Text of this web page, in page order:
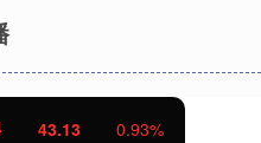
11.37 1.01%